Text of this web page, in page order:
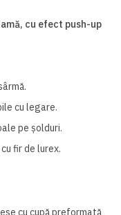
cu efect push-up
cu legare.
pe șolduri.
fir de lurex.
cu cupă preformată